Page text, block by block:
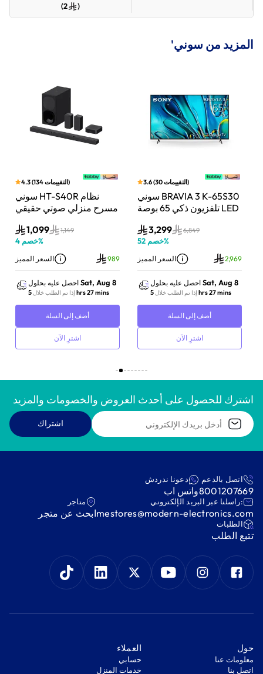
(
2
)
المزيد من سوني'
4.3(134التقييمات)
سوني HT-S40R نظام
مسرح منزلي صوتي حقيقي
أسود1,099 1,149
خصم 4 %
السعر المميز 989
احصل عليه بحلول Sat, Aug 8
إذا تم الطلب خلال 5 hrs 27 mins
أضف إلى السلة
اشترِ الآن
3.6(30التقييمات)
سوني BRAVIA 3 K-65S30
تلفزيون ذكي 65 بوصة LED
ونظام Google TV3,299 6,849
خصم 52 %
السعر المميز 2,969
احصل عليه بحلول Sat, Aug 8
إذا تم الطلب خلال 5 hrs 27 mins
أضف إلى السلة
اشترِ الآن
اشترك للحصول على أحدث العروض والخصومات والمزيد
اشتراك
اتصل بالدعم
8001207669
دعونا ندردش
واتس اب
:راسلنا عبر البريد الإلكتروني
mestores@modern-electronics.com
متاجر
ابحث عن متجر
‫الطلبات‬
‫تتبع الطلب‬
‫حول‬
معلومات عنا
اتصل بنا
‫العملاء‬
‫حسابي‬
‫خدمات المنزل‬